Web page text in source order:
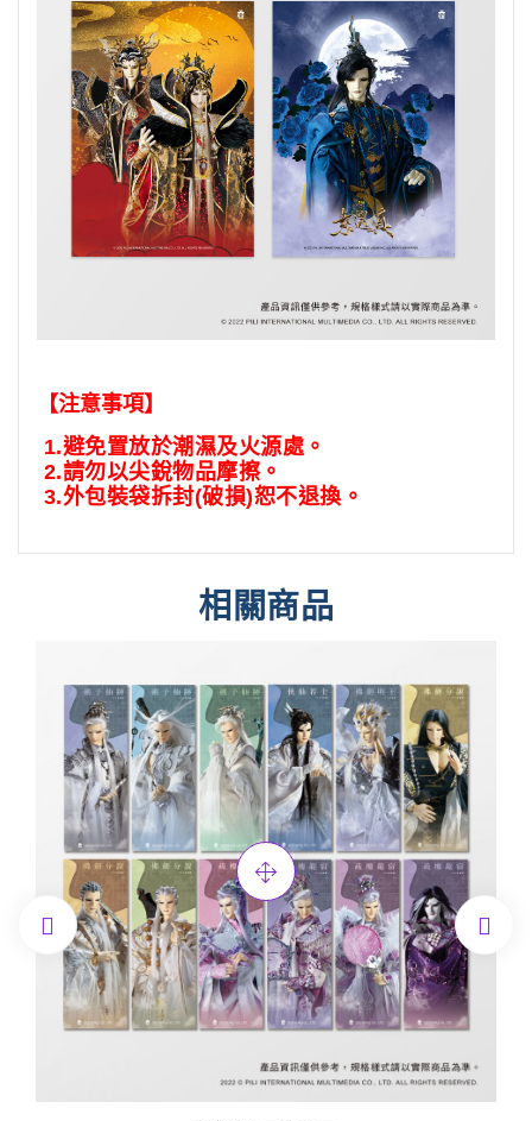
【注意事項】
1.避免置放於潮濕及火源處。
2.請勿以尖銳物品摩擦。
3.外包裝袋拆封(破損)恕不退換。
相關商品
 